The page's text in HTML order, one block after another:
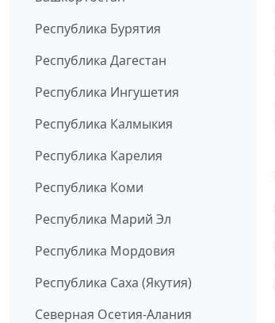
Республика Бурятия
Республика Дагестан
Республика Ингушетия
Республика Калмыкия
Республика Карелия
Республика Коми
Республика Марий Эл
Республика Мордовия
Республика Саха (Якутия)
Северная Осетия-Алания